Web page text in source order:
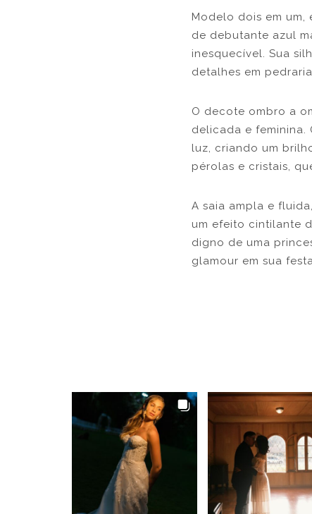
Modelo dois em
de debutante azul
inesquecível. Sua
detalhes em
O decote ombro a
delicada e
luz, criando um
pérolas e cristais,
A saia ampla e
um efeito cintilante
digno de uma
glamour em sua